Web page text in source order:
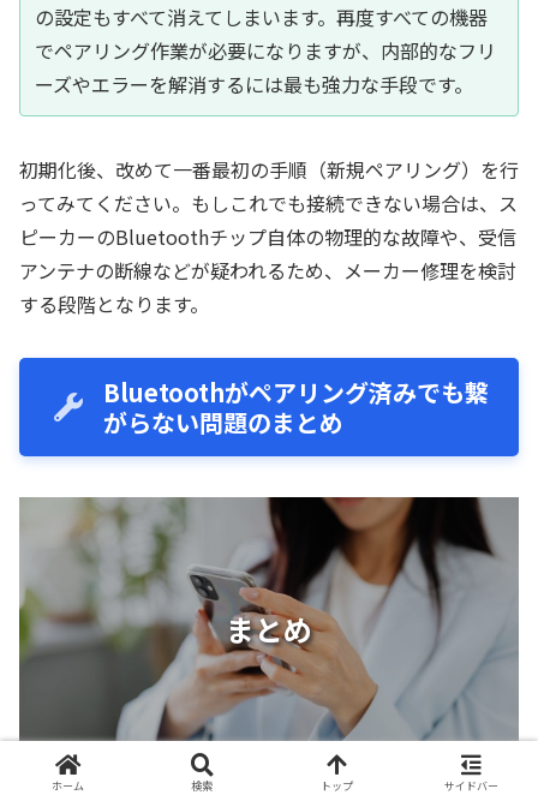
の設定もすべて消えてしまいます。再度すべての機器
でペアリング作業が必要になりますが、内部的なフリ
ーズやエラーを解消するには最も強力な手段です。
初期化後、改めて一番最初の手順（新規ペアリング）を行
ってみてください。もしこれでも接続できない場合は、ス
ピーカーのBluetoothチップ自体の物理的な故障や、受信
アンテナの断線などが疑われるため、メーカー修理を検討
する段階となります。
Bluetoothがペアリング済みでも繋
がらない問題のまとめ
まとめ
ホーム 検索 トップ サイドバー